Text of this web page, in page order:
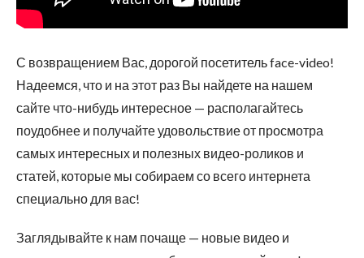
С возвращением Вас, дорогой посетитель face-video!
Надеемся, что и на этот раз Вы найдете на нашем
сайте что-нибудь интересное — располагайтесь
поудобнее и получайте удовольствие от просмотра
самых интересных и полезных видео-роликов и
статей, которые мы собираем со всего интернета
специально для вас!
Заглядывайте к нам почаще — новые видео и